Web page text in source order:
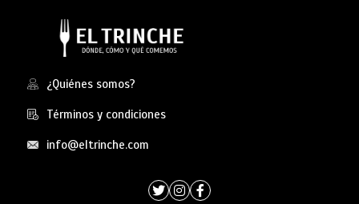
¿Quiénes somos?
Términos y condiciones
info@eltrinche.com